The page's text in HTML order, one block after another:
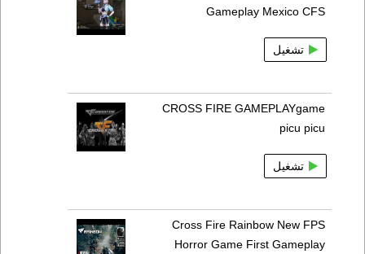
Gameplay Mexico CFS
تشغيل
CROSS FIRE GAMEPLAYgame
picu picu
تشغيل
Cross Fire Rainbow New FPS
Horror Game First Gameplay